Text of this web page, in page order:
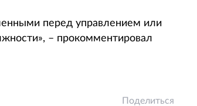
перед управлением или
– прокомментировал
Поделиться